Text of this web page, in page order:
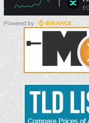
EGLD 2.64%
Powered by